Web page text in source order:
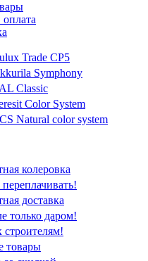
Trade CP5
Symphony
Classic
Color System
Natural color system
колеровка
доставка
только даром!
товары